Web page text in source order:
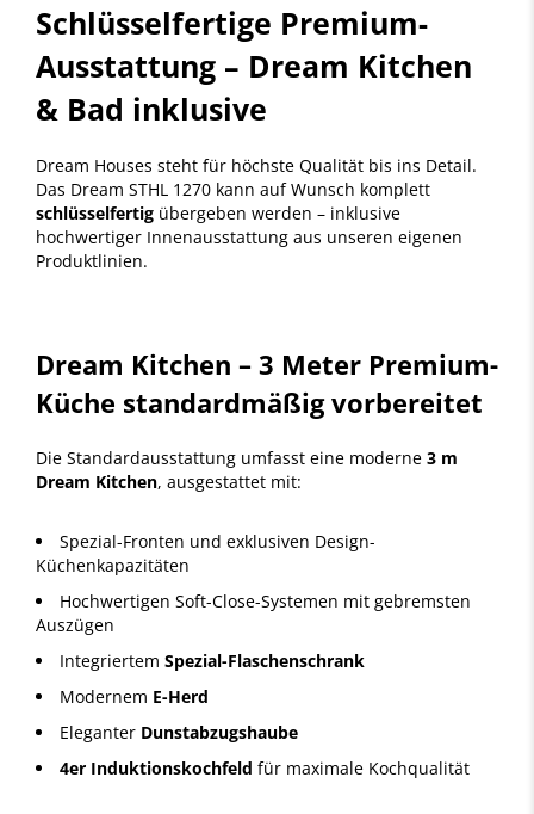
Schlüsselfertige Premium-
Ausstattung – Dream Kitchen
& Bad inklusive
Dream Houses steht für höchste Qualität bis ins Detail.
Das Dream STHL 1270 kann auf Wunsch komplett
schlüsselfertig übergeben werden – inklusive
hochwertiger Innenausstattung aus unseren eigenen
Produktlinien.
Dream Kitchen – 3 Meter Premium-
Küche standardmäßig vorbereitet
Die Standardausstattung umfasst eine moderne 3 m
Dream Kitchen, ausgestattet mit:
Spezial-Fronten und exklusiven Design-
Küchenkapazitäten
Hochwertigen Soft-Close-Systemen mit gebremsten
Auszügen
Integriertem Spezial-Flaschenschrank
Modernem E-Herd
Eleganter Dunstabzugshaube
4er Induktionskochfeld für maximale Kochqualität